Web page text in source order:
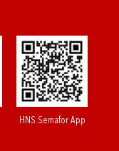
HNS Semafor App